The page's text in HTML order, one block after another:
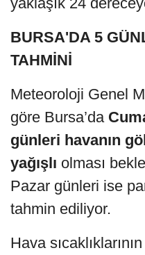
BURSA'DA 5
TAHMİNİ
Meteoroloji Genel
göre Bursa’da
günleri havanın
yağışlı olması
Pazar günleri ise
tahmin ediliyor.
Hava